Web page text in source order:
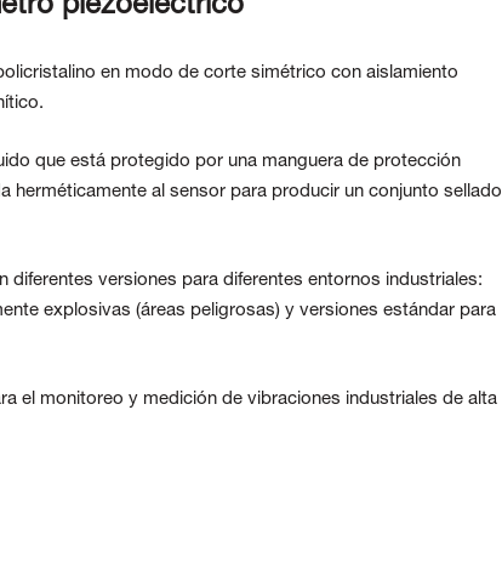
piezoeléctrico
en modo de corte simétrico con aislamiento
que está protegido por una manguera de protección
herméticamente al sensor para producir un conjunto sellado
diferentes versiones para diferentes entornos industriales:
explosivas (áreas peligrosas) y versiones estándar para
el monitoreo y medición de vibraciones industriales de alta